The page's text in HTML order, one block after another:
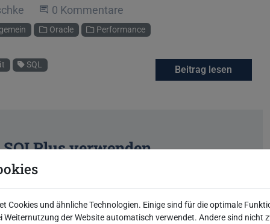
Beginne eine Unterhaltung
0 Kommentare
Oracle
Performance
SQL Beitrag lesen
verwenden
die man zur Verbesserung der Handhabung
verwenden um den Prompt anzupassen. Es gibt
um dann den Ausführungsplan ermitteln zu
Cookies und ähnliche Technologien. Einige sind für die optimale
Weiternutzung der Website automatisch verwendet. Andere sind nicht